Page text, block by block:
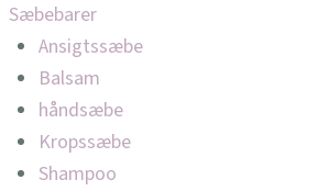
Sæbebarer
Ansigtssæbe
Balsam
håndsæbe
Kropssæbe
Shampoo